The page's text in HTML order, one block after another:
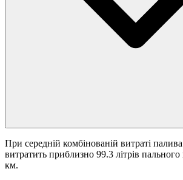
При середній комбінованій витраті палива
витратить приблизно 99.3 літрів пального
км.